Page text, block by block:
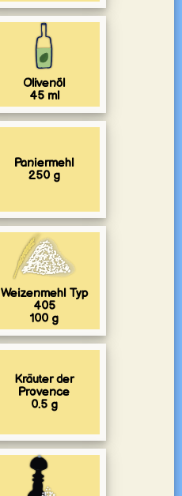
Olivenöl
45 ml
Paniermehl
250 g
Weizenmehl Typ
405
100 g
Kräuter der
Provence
0.5 g